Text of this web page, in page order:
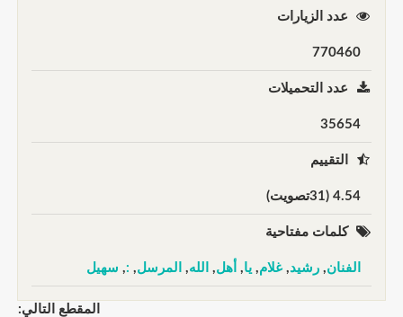
عدد الزيارات
770460
عدد التحميلات
35654
التقييم
4.54 (31تصويت)
كلمات مفتاحية
الفنان, رشيد, غلام, يا, أهل, الله, المرسل,
:
, سهيل
المقطع التالي: